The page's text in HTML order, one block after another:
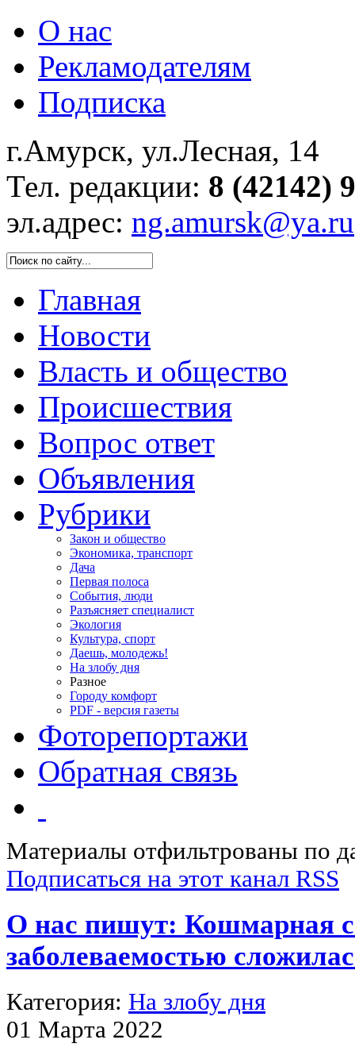
О нас
Рекламодателям
Подписка
г.Амурск, ул.Лесная, 14
Тел. редакции: 8 (42142)
эл.адрес: ng.amursk@ya.ru
Главная
Новости
Власть и общество
Происшествия
Вопрос ответ
Объявления
Рубрики
Закон и общество
Экономика, транспорт
Дача
Первая полоса
События, люди
Разъясняет специалист
Экология
Культура, спорт
Даешь, молодежь!
На злобу дня
Разное
Городу комфорт
PDF - версия газеты
Фоторепортажи
Обратная связь
Материалы отфильтрованы по
Подписаться на этот канал RSS
О нас пишут: Кошмарная
заболеваемостью
Категория: На злобу дня
01 Марта 2022